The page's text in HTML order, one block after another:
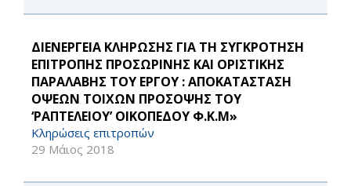
ΔΙΕΝΕΡΓΕΙΑ ΚΛΗΡΩΣΗΣ ΓΙΑ ΤΗ ΣΥΓΚΡΟΤΗΣΗ
ΕΠΙΤΡΟΠΗΣ ΠΡΟΣΩΡΙΝΗΣ ΚΑΙ ΟΡΙΣΤΙΚΗΣ
ΠΑΡΑΛΑΒΗΣ ΤΟΥ ΕΡΓΟΥ : ΑΠΟΚΑΤΑΣΤΑΣΗ
ΟΨΕΩΝ ΤΟΙΧΩΝ ΠΡΟΣΟΨΗΣ ΤΟΥ
‘ΡΑΠΤΕΛΕΙΟΥ’ ΟΙΚΟΠΕΔΟΥ Φ.Κ.Μ»
Κληρώσεις επιτροπών
29 Μάιος 2018